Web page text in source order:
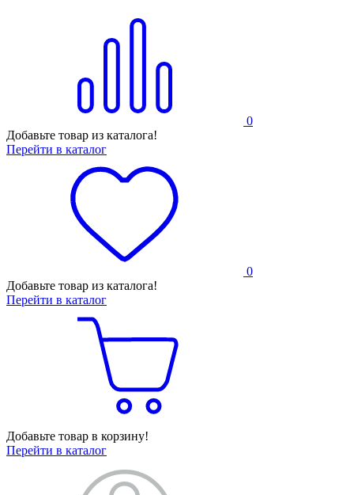
0
Добавьте товар из каталога!
Перейти в каталог
0
Добавьте товар из каталога!
Перейти в каталог
Добавьте товар в корзину!
Перейти в каталог